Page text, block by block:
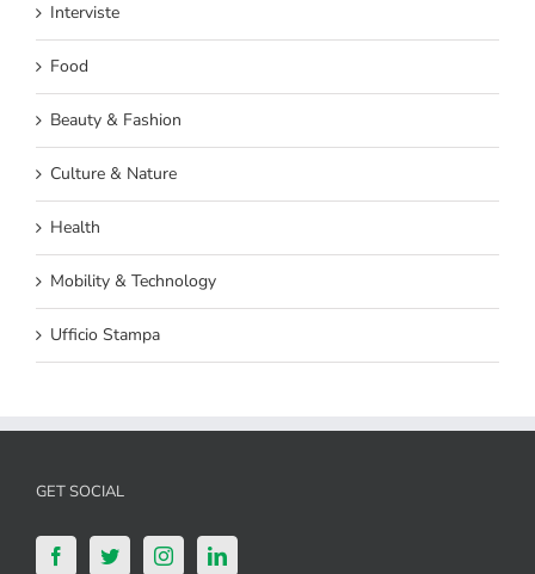
Interviste
Food
Beauty & Fashion
Culture & Nature
Health
Mobility & Technology
Ufficio Stampa
GET SOCIAL